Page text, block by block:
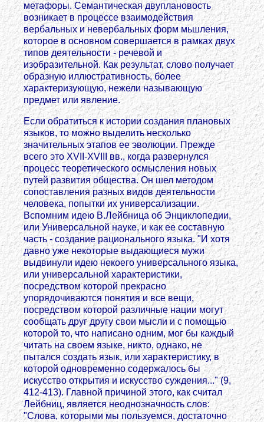
метафоры. Семантическая двуплановость
возникает в процессе взаимодействия
вербальных и невербальных форм мьшления,
которое в основном совершается в рамках двух
типов деятельности - речевой и
изобразительной. Как результат, слово получает
образную иллюстративность, более
характеризующую, нежели называющую
предмет или явление.
Если обратиться к истории создания плановых
языков, то можно выделить несколько
значительных этапов ее эволюции. Прежде
всего это XVII-XVIII вв., когда развернулся
процесс теоретического осмысления новых
путей развития общества. Он шел методом
сопоставления разных видов деятельности
человека, попытки их универсализации.
Вспомним идею В.Лейбница об Энциклопедии,
или Универсальной науке, и как ее составную
часть - создание рационального языка. "И хотя
давно уже некоторые выдающиеся мужи
выдвинули идею некоего универсального языка,
или универсальной характеристики,
посредством которой прекрасно
упорядочиваются понятия и все вещи,
посредством которой различные нации могут
сообщать друг другу свои мысли и с помощью
которой то, что написано одним, мог бы каждый
читать на своем языке, никто, однако, не
пытался создать язык, или характеристику, в
которой одновременно содержалось бы
искусство открытия и искусство суждения..." (9,
412-413). Главной причиной этого, как считал
Лейбниц, является неоднозначность слов:
"Слова, которыми мы пользуемся, достаточно